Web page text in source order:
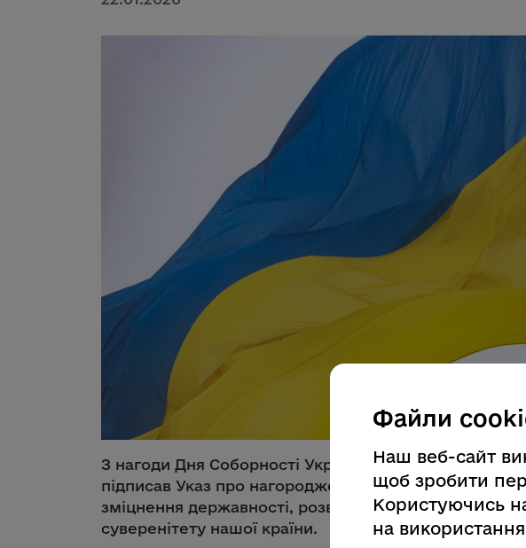
З нагоди Дня Соборності України Президент
підписав Указ про нагородження громадян, які
зміцнення державності, розвиток суспільного життя
суверенітету нашої країни.
Файли
Наш веб-сайт
щоб зробити
Користуючись
на